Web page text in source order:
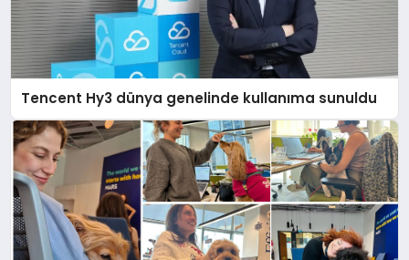
Tencent Hy3 dünya genelinde kullanıma sunuldu